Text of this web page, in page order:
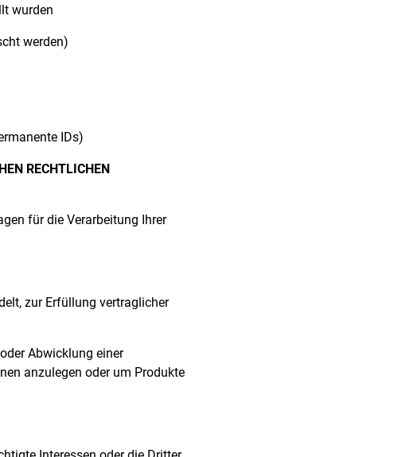
wurden
werden)
IDs)
RECHTLICHEN
für die Verarbeitung Ihrer
zur Erfüllung vertraglicher
Abwicklung einer
anzulegen oder um Produkte